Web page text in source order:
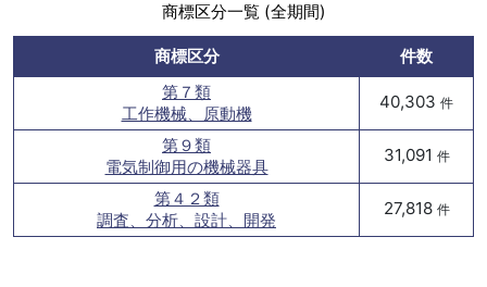
商標区分一覧 (全期間)
商標区分
件数
第７類
工作機械、原動機
40,303 件
第９類
電気制御用の機械器具
31,091 件
第４２類
調査、分析、設計、開発
27,818 件